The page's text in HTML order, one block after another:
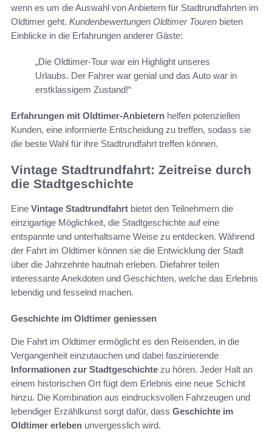
wenn es um die Auswahl von Anbietern für Stadtrundfahrten im
Oldtimer geht. Kundenbewertungen Oldtimer Touren bieten
Einblicke in die Erfahrungen anderer Gäste:
„Die Oldtimer-Tour war ein Highlight unseres
Urlaubs. Der Fahrer war genial und das Auto war in
erstklassigem Zustand!“
Erfahrungen mit Oldtimer-Anbietern helfen potenziellen
Kunden, eine informierte Entscheidung zu treffen, sodass sie
die beste Wahl für ihre Stadtrundfahrt treffen können.
Vintage Stadtrundfahrt: Zeitreise durch
die Stadtgeschichte
Eine Vintage Stadtrundfahrt bietet den Teilnehmern die
einzigartige Möglichkeit, die Stadtgeschichte auf eine
entspannte und unterhaltsame Weise zu entdecken. Während
der Fahrt im Oldtimer können sie die Entwicklung der Stadt
über die Jahrzehnte hautnah erleben. Diefahrer teilen
interessante Anekdoten und Geschichten, welche das Erlebnis
lebendig und fesselnd machen.
Geschichte im Oldtimer geniessen
Die Fahrt im Oldtimer ermöglicht es den Reisenden, in die
Vergangenheit einzutauchen und dabei faszinierende
Informationen zur Stadtgeschichte zu hören. Jeder Halt an
einem historischen Ort fügt dem Erlebnis eine neue Schicht
hinzu. Die Kombination aus eindrucksvollen Fahrzeugen und
lebendiger Erzählkunst sorgt dafür, dass Geschichte im
Oldtimer erleben unvergesslich wird.